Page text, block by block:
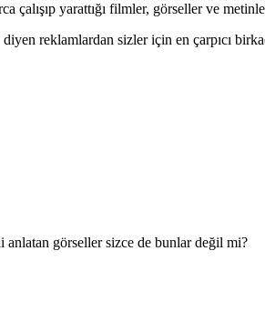
yarattığı filmler, görseller ve
reklamlardan sizler için en çarpıcı
görseller sizce de bunlar değil mi?